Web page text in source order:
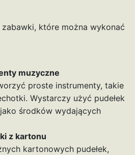
które można wykonać
muzyczne
proste instrumenty, takie
Wystarczy użyć pudełek
środków wydających
z kartonu
kartonowych pudełek,